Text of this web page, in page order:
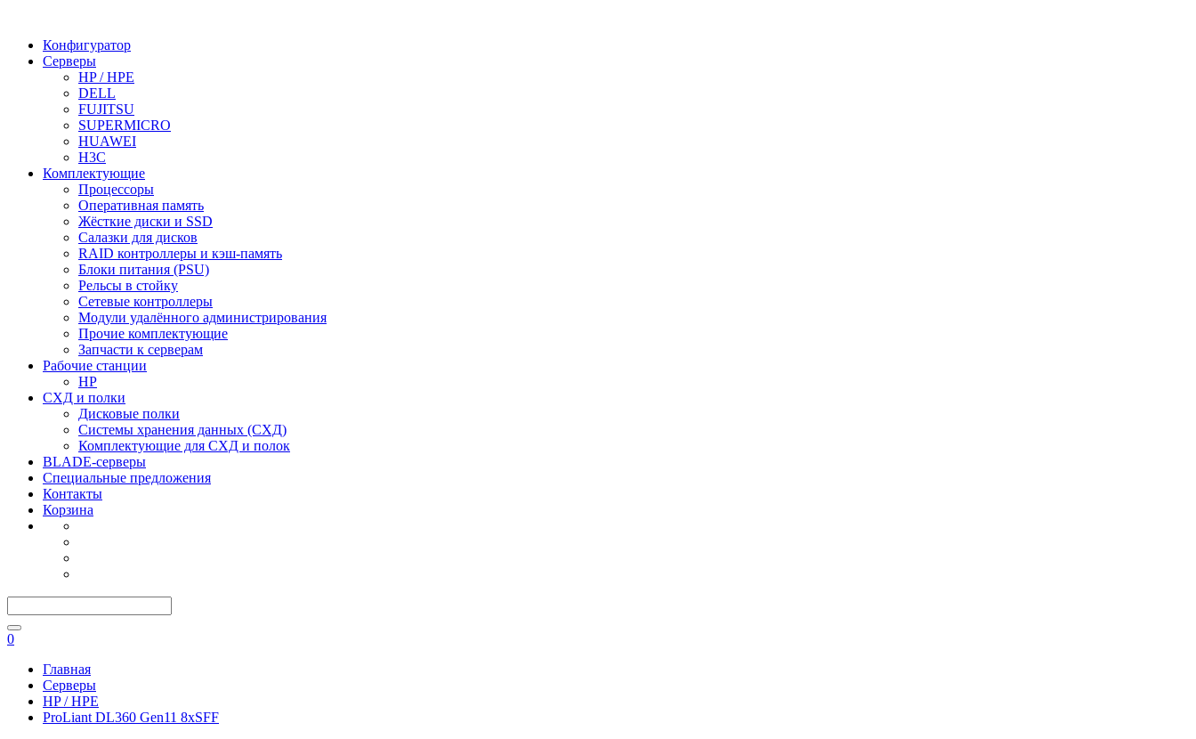
Конфигуратор
Серверы
HP / HPE
DELL
FUJITSU
SUPERMICRO
HUAWEI
H3C
Комплектующие
Процессоры
Оперативная память
Жёсткие диски и SSD
Салазки для дисков
RAID контроллеры и кэш-память
Блоки питания (PSU)
Рельсы в стойку
Сетевые контроллеры
Модули удалённого администрирования
Прочие комплектующие
Запчасти к серверам
Рабочие станции
HP
СХД и полки
Дисковые полки
Системы хранения данных (СХД)
Комплектующие для СХД и полок
BLADE-серверы
Специальные предложения
Контакты
Корзина
0
Главная
Серверы
HP / HPE
ProLiant DL360 Gen11 8xSFF